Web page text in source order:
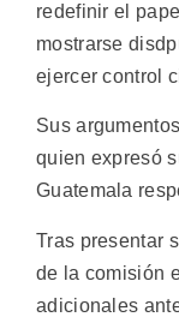
redefinir el
mostrarse
ejercer control
Sus
quien expresó
Guatemala
Tras presentar
de la comisión
adicionales